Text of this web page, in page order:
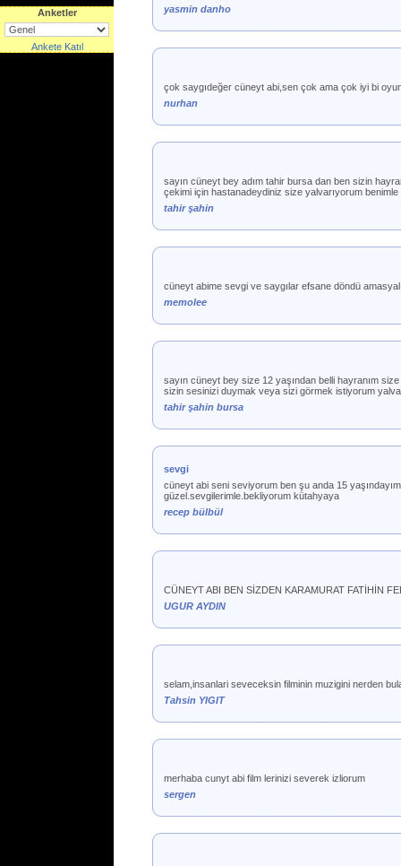
Anketler
Ankete Katıl
yasmin danho
çok saygıdeğer cüneyt abi,sen çok ama çok iyi bi
nurhan
sayın cüneyt bey adım tahir bursa dan ben sizin
çekimi için hastanadeydiniz size yalvarıyorum
tahir şahin
cüneyt abime sevgi ve saygılar efsane döndü
memolee
sayın cüneyt bey size 12 yaşından belli hayranım
sizin sesinizi duymak veya sizi görmek istiyorum
tahir şahin bursa
sevgi
cüneyt abi seni seviyorum ben şu anda 15
güzel.sevgilerimle.bekliyorum kütahyaya
recep bülbül
CÜNEYT ABI BEN SİZDEN KARAMURAT FATİHİN
UGUR AYDIN
selam,insanlari seveceksin filminin muzigini nerden
Tahsin YIGIT
merhaba cunyt abi film lerinizi severek izliorum
sergen